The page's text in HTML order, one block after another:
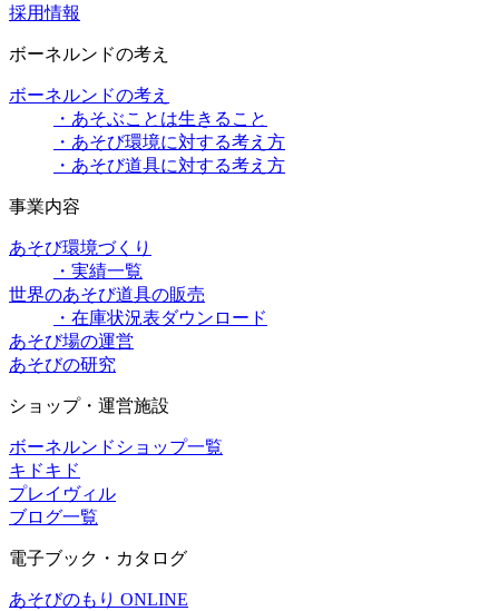
採用情報
ボーネルンドの考え
ボーネルンドの考え
・あそぶことは生きること
・あそび環境に対する考え方
・あそび道具に対する考え方
事業内容
あそび環境づくり
・実績一覧
世界のあそび道具の販売
・在庫状況表ダウンロード
あそび場の運営
あそびの研究
ショップ・運営施設
ボーネルンドショップ一覧
キドキド
プレイヴィル
ブログ一覧
電子ブック・カタログ
あそびのもり ONLINE